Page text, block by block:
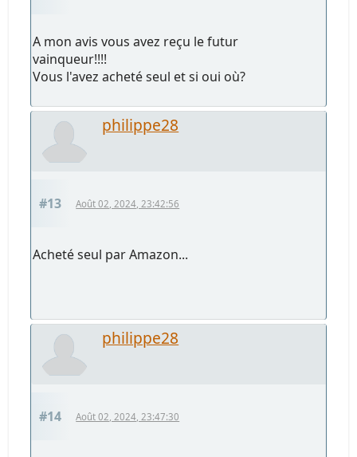
A mon avis vous avez reçu le futur
vainqueur!!!!
Vous l'avez acheté seul et si oui où?
philippe28
#13 Août 02, 2024, 23:42:56
Acheté seul par Amazon...
philippe28
#14 Août 02, 2024, 23:47:30